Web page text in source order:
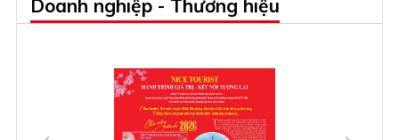
Doanh nghiệp - Thương hiệu